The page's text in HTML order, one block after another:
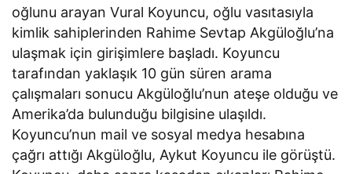
oğlunu arayan Vural Koyuncu, oğlu vasıtasıyla
kimlik sahiplerinden Rahime Sevtap Akgüloğlu’na
ulaşmak için girişimlere başladı. Koyuncu
tarafından yaklaşık 10 gün süren arama
çalışmaları sonucu Akgüloğlu’nun ateşe olduğu ve
Amerika’da bulunduğu bilgisine ulaşıldı.
Koyuncu’nun mail ve sosyal medya hesabına
çağrı attığı Akgüloğlu, Aykut Koyuncu ile görüştü.